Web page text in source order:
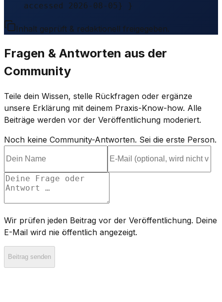
accessed 2026-08-05} }
Inhalt geprüft & redaktionell freigegeben.
Fragen & Antworten aus der
Community
Teile dein Wissen, stelle Rückfragen oder ergänze
unsere Erklärung mit deinem Praxis-Know-how. Alle
Beiträge werden vor der Veröffentlichung moderiert.
Noch keine Community-Antworten. Sei die erste Person.
Wir prüfen jeden Beitrag vor der Veröffentlichung. Deine
E-Mail wird nie öffentlich angezeigt.
Beitrag senden